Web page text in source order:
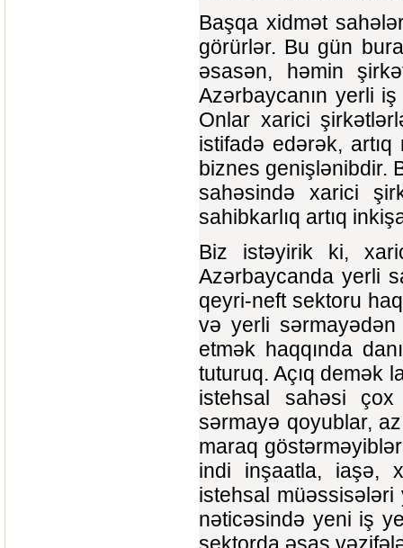
Başqa xidmət
görürlər. Bu gün
əsasən, həmin
Azərbaycanın yerli
Onlar xarici
istifadə edərək,
biznes genişlənibdir.
sahəsində xarici
sahibkarlıq artıq
Biz istəyirik ki,
Azərbaycanda yerli
qeyri-neft sektoru
və yerli sərmayədən
etmək haqqında
tuturuq. Açıq demək
istehsal sahəsi
sərmayə qoyublar,
maraq
indi inşaatla, iaşə,
istehsal müəssisələri
nəticəsində yeni iş